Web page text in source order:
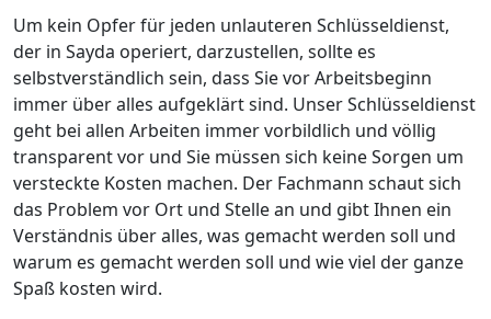
Um kein Opfer für jeden unlauteren Schlüsseldienst,
der in Sayda operiert, darzustellen, sollte es
selbstverständlich sein, dass Sie vor Arbeitsbeginn
immer über alles aufgeklärt sind. Unser Schlüsseldienst
geht bei allen Arbeiten immer vorbildlich und völlig
transparent vor und Sie müssen sich keine Sorgen um
versteckte Kosten machen. Der Fachmann schaut sich
das Problem vor Ort und Stelle an und gibt Ihnen ein
Verständnis über alles, was gemacht werden soll und
warum es gemacht werden soll und wie viel der ganze
Spaß kosten wird.